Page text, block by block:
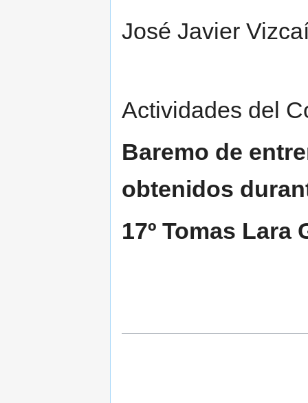
José Javier
Actividades del
Baremo de
obtenidos
17º Tomas Lara